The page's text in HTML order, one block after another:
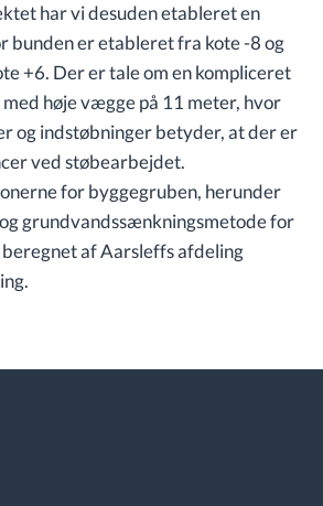
har vi desuden etableret en
bunden er etableret fra kote -8 og
+6. Der er tale om en kompliceret
høje vægge på 11 meter, hvor
og indstøbninger betyder, at der er
ved støbearbejdet.
for byggegruben, herunder
grundvandssænkningsmetode for
beregnet af Aarsleffs afdeling